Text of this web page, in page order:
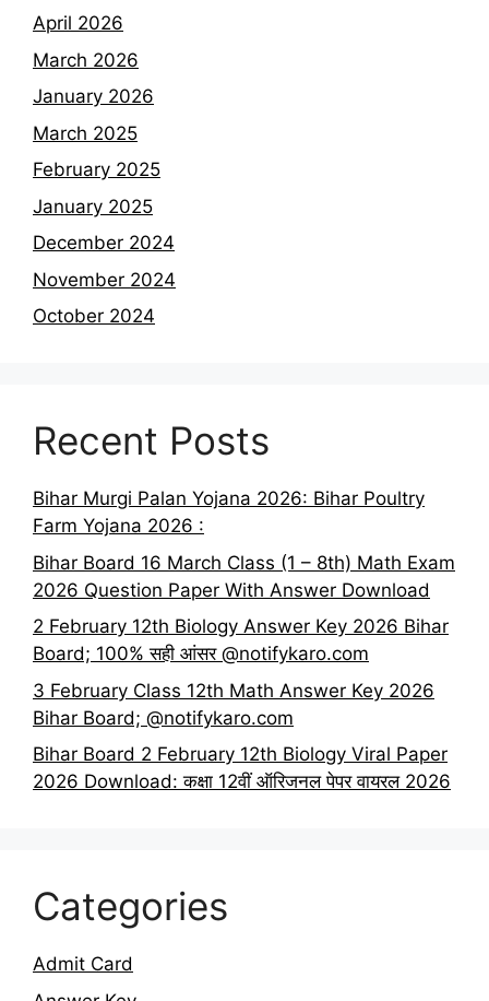
April 2026
March 2026
January 2026
March 2025
February 2025
January 2025
December 2024
November 2024
October 2024
Recent Posts
Bihar Murgi Palan Yojana 2026: Bihar Poultry
Farm Yojana 2026 :
Bihar Board 16 March Class (1 – 8th) Math Exam
2026 Question Paper With Answer Download
2 February 12th Biology Answer Key 2026 Bihar
Board; 100% सही आंसर @notifykaro.com
3 February Class 12th Math Answer Key 2026
Bihar Board; @notifykaro.com
Bihar Board 2 February 12th Biology Viral Paper
2026 Download: कक्षा 12वीं ऑरिजनल पेपर वायरल 2026
Categories
Admit Card